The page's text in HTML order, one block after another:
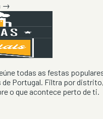
→
todas as festas
Portugal. Filtra por
o que acontece perto de ti.